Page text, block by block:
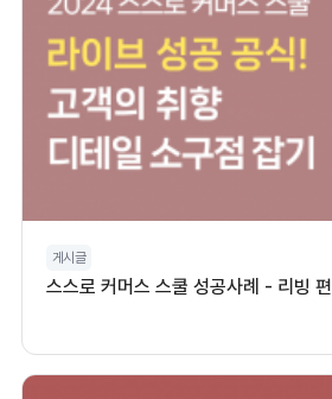
게시글
스스로 커머스 스쿨 성공사례 - 리빙 편